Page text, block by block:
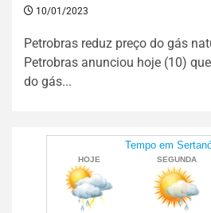
10/01/2023
Petrobras reduz preço do gás
Petrobras anunciou hoje (10)
do gás...